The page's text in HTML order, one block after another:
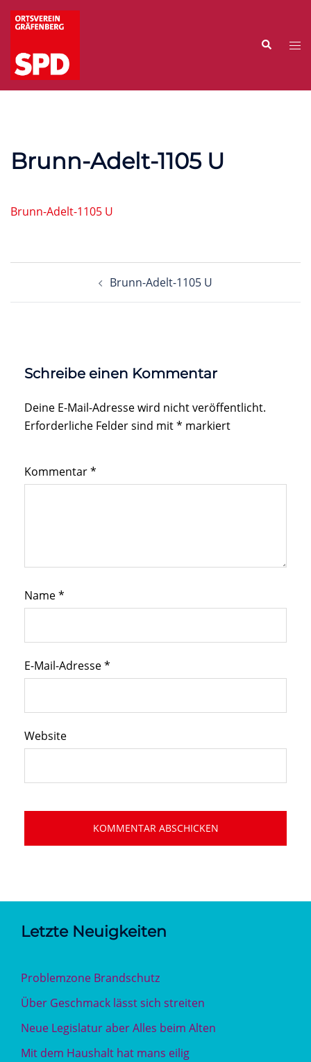
Zum
Inhalt
Suche
Brunn-Adelt-1105 U
Brunn-Adelt-1105 U
Brunn-Adelt-1105 U
Schreibe einen Kommentar
Deine E-Mail-Adresse wird nicht veröffentlicht.
Erforderliche Felder sind mit* markiert
Kommentar*
Name*
E-Mail-Adresse*
Website
Letzte Neuigkeiten
Problemzone Brandschutz
Über Geschmack lässt sich streiten
Neue Legislatur aber Alles beim Alten
Mit dem Haushalt hat mans eilig